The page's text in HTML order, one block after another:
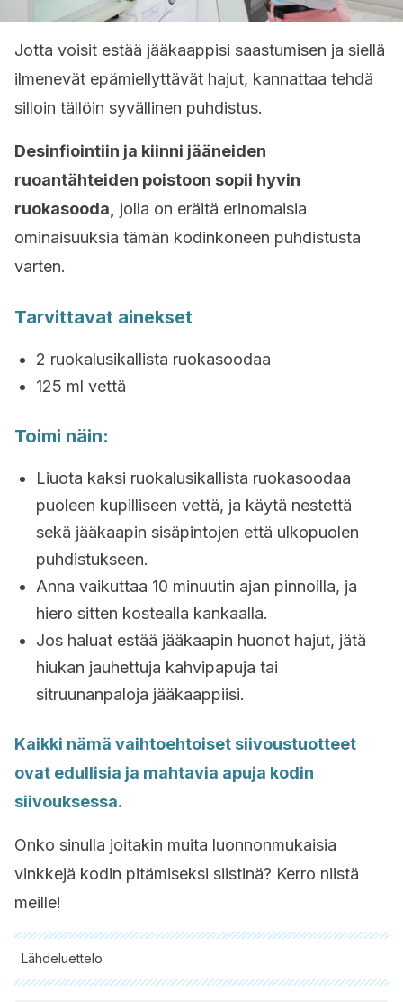
Jotta voisit estää jääkaappisi saastumisen ja siellä
ilmenevät epämiellyttävät hajut, kannattaa tehdä
silloin tällöin syvällinen puhdistus.
Desinfiointiin ja kiinni jääneiden
ruoantähteiden poistoon sopii hyvin
ruokasooda,
jolla on eräitä erinomaisia
ominaisuuksia tämän kodinkoneen puhdistusta
varten.
Tarvittavat ainekset
2 ruokalusikallista ruokasoodaa
125 ml vettä
Toimi näin:
Liuota kaksi ruokalusikallista ruokasoodaa
puoleen kupilliseen vettä, ja käytä nestettä
sekä jääkaapin sisäpintojen että ulkopuolen
puhdistukseen.
Anna vaikuttaa 10 minuutin ajan pinnoilla, ja
hiero sitten kostealla kankaalla.
Jos haluat estää jääkaapin huonot hajut, jätä
hiukan jauhettuja kahvipapuja tai
sitruunanpaloja jääkaappiisi.
Kaikki nämä vaihtoehtoiset siivoustuotteet
ovat edullisia ja mahtavia apuja kodin
siivouksessa.
Onko sinulla joitakin muita luonnonmukaisia
vinkkejä kodin pitämiseksi siistinä? Kerro niistä
meille!
Lähdeluettelo
Kaikki lainatut lähteet tarkistettiin perusteellisesti tiimimme